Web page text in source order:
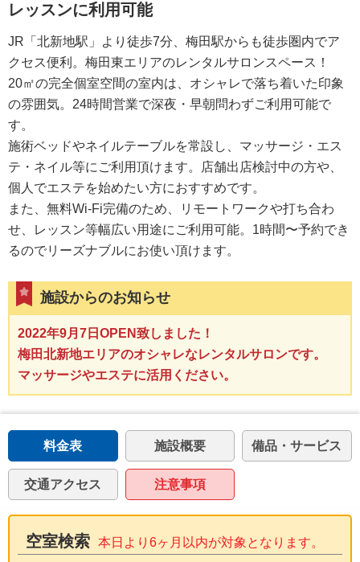
レッスンに利用可能
JR「北新地駅」より徒歩7分、梅田駅からも徒歩圏内でア
クセス便利。梅田東エリアのレンタルサロンスペース！
20㎡の完全個室空間の室内は、オシャレで落ち着いた印象
の雰囲気。24時間営業で深夜・早朝問わずご利用可能で
す。
施術ベッドやネイルテーブルを常設し、マッサージ・エス
テ・ネイル等にご利用頂けます。店舗出店検討中の方や、
個人でエステを始めたい方におすすめです。
また、無料Wi-Fi完備のため、リモートワークや打ち合わ
せ、レッスン等幅広い用途にご利用可能。1時間〜予約でき
るのでリーズナブルにお使い頂けます。
施設からのお知らせ
2022年9月7日OPEN致しました！
梅田北新地エリアのオシャレなレンタルサロンです。
マッサージやエステに活用ください。
料金表 施設概要 備品・サービス
交通アクセス 注意事項
空室検索 本日より6ヶ月以内が対象となります。